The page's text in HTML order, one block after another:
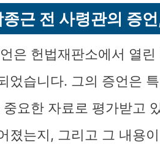
종근 전 사령관의 증
은 헌법재판소에서 열
었습니다. 그의 증언은
요한 자료로 평가받고
졌는지, 그리고 그 내용